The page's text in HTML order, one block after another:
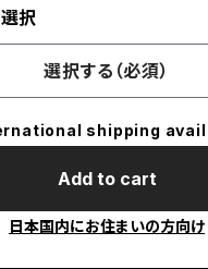
択
選択する（必須）
shipping
Add to cart
日本国内にお住まいの方向け